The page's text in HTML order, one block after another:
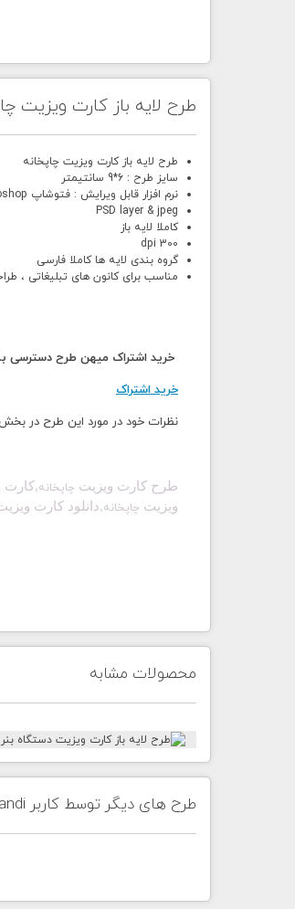
طرح لایه باز کارت ویزیت
طرح لایه باز کارت ویزیت چاپخانه
سایز طرح : 6*9 سانتیمتر
نرم افزار قابل ویرایش : فتوشاپ Adobe photoshop
PSD layer & jpeg
کاملا لایه باز
300 dpi
گروه بندی لایه ها کاملا فارسی
مناسب برای کانون های تبلیغاتی ،
خرید اشتراک میهن طرح دسترسی
خرید اشتراک
نظرات خود در مورد این طرح در
طرح کارت ویزیت چاپخانه,کارت
ویزیت چاپخانه,دانلود کارت
محصولات مشابه
طرح های دیگر توسط کاربر mahsamakvandi